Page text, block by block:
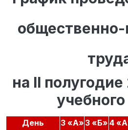
общественно-
на II
учебного
День
3 «А» 3 «Б» 4